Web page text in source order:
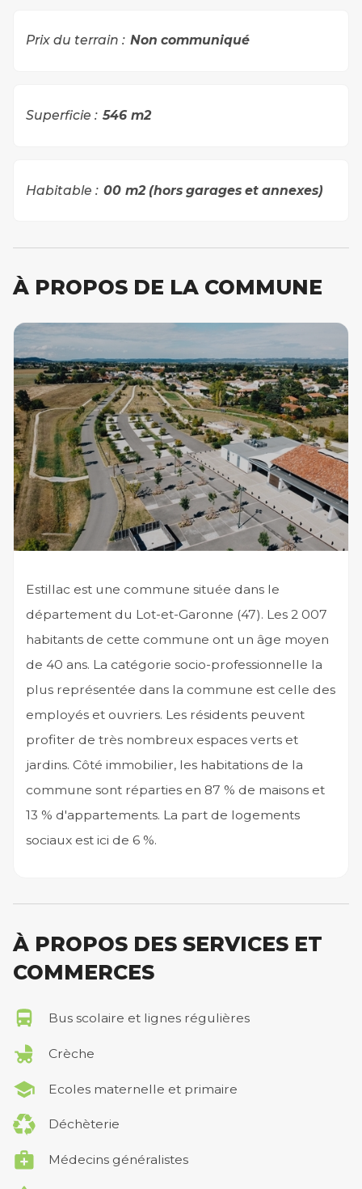
Prix du terrain : Non communiqué
Superficie : 546 m2
Habitable : 00 m2 (hors garages et annexes)
À PROPOS DE LA COMMUNE
Estillac est une commune située dans le
département du Lot-et-Garonne (47). Les 2 007
habitants de cette commune ont un âge moyen
de 40 ans. La catégorie socio-professionnelle la
plus représentée dans la commune est celle des
employés et ouvriers. Les résidents peuvent
profiter de très nombreux espaces verts et
jardins. Côté immobilier, les habitations de la
commune sont réparties en 87 % de maisons et
13 % d'appartements. La part de logements
sociaux est ici de 6 %.
À PROPOS DES SERVICES ET
COMMERCES
Bus scolaire et lignes régulières
Crèche
Ecoles maternelle et primaire
Déchèterie
Médecins généralistes